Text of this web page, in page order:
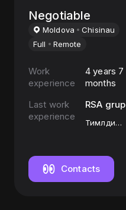
Negotiable
Moldova
Chisinau
Full
Remote
Work
experience
4 years 7
months
Last work
experience
RSA grup
Тимлдиер
Contacts